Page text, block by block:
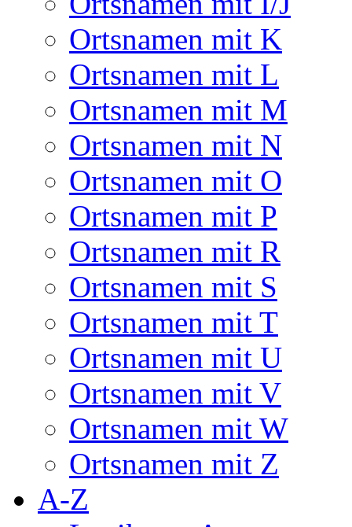
Ortsnamen mit K
Ortsnamen mit L
Ortsnamen mit M
Ortsnamen mit N
Ortsnamen mit O
Ortsnamen mit P
Ortsnamen mit R
Ortsnamen mit S
Ortsnamen mit T
Ortsnamen mit U
Ortsnamen mit V
Ortsnamen mit W
Ortsnamen mit Z
A-Z